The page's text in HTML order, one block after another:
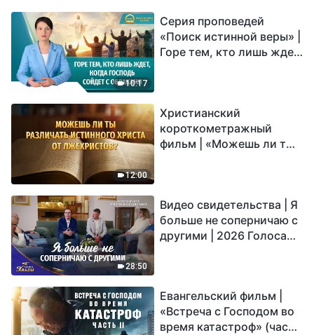
10:17
Серия проповедей
«Поиск истинной веры» |
Горе тем, кто лишь ждет,
12:00
Христианский
короткометражный
фильм | «Можешь ли ты
28:50
Видео свидетельства | Я
больше не соперничаю с
другими | 2026 Голоса
Евангельский фильм |
«Встреча с Господом во
время катастроф» (часть